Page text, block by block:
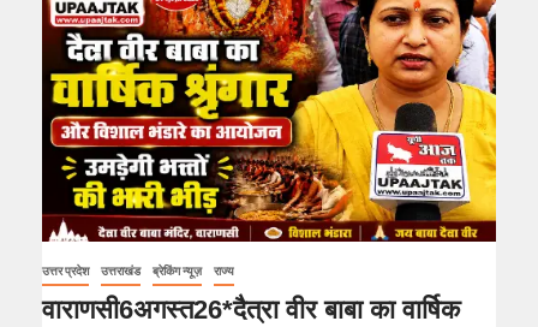
उत्तर प्रदेश उत्तराखंड ब्रेकिंग न्यूज़ राज्य
वाराणसी6अगस्त26*दैत्रा वीर बाबा का वार्षिक